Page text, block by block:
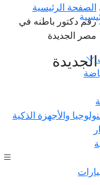
والأجهزة الذكية
الصفحة الرئيسية
رقم دكتور باطنه في
مصر الجديدة